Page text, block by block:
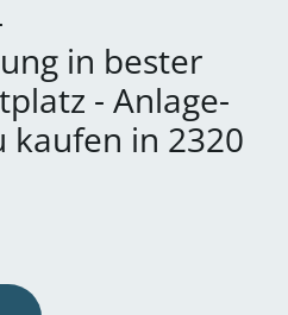
in bester
- Anlage-
kaufen in 2320